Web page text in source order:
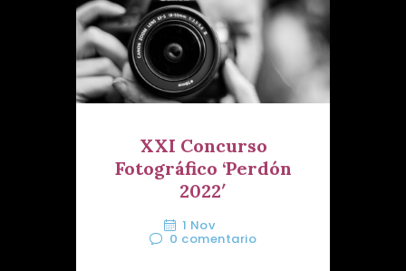
XXI Concurso
Fotográfico ‘Perdón
2022′
1 Nov
0 comentario